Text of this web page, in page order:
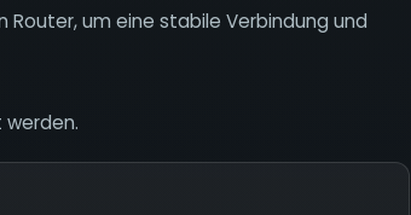
Router, um eine stabile Verbindung und
werden.